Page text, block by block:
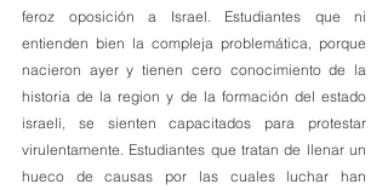
feroz oposición a Israel. Estudiantes que ni
entienden bien la compleja problemática, porque
nacieron ayer y tienen cero conocimiento de la
historia de la region y de la formación del estado
israelí, se sienten capacitados para protestar
virulentamente. Estudiantes que tratan de llenar un
hueco de causas por las cuales luchar han